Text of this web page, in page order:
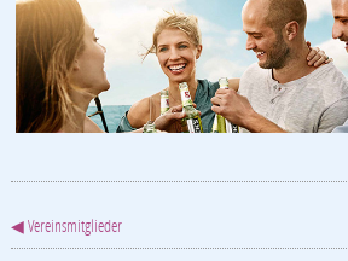
◀ Vereinsmitglieder